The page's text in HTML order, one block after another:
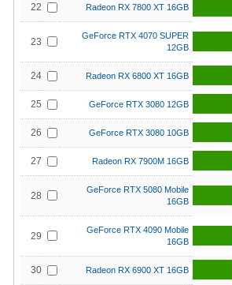
22 Radeon RX 7800 XT 16GB
23
GeForce RTX 4070 SUPER
12GB
24 Radeon RX 6800 XT 16GB
25 GeForce RTX 3080 12GB
26 GeForce RTX 3080 10GB
27 Radeon RX 7900M 16GB
28
GeForce RTX 5080 Mobile
16GB
29
GeForce RTX 4090 Mobile
16GB
30 Radeon RX 6900 XT 16GB